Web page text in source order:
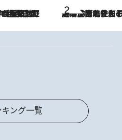
2026.8.3
《「文士の子ども被害者の会」発足！》阿川佐和子（72）が語る遠藤周作に北杜夫、劇作家・矢代静一の子どもたちの“文豪プライベート事件簿”
キング一覧